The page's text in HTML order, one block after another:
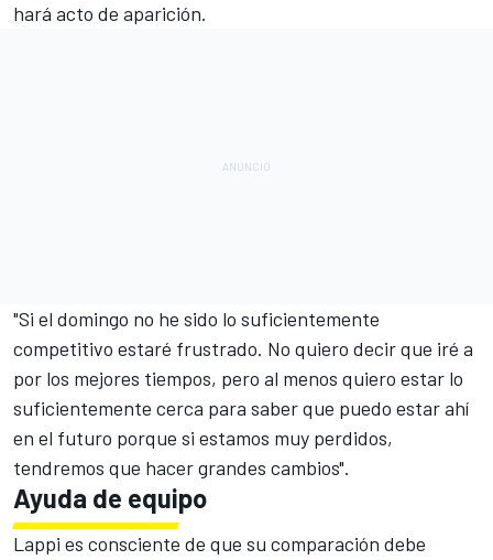
hará acto de aparición.
"Si el domingo no he sido lo suficientemente
competitivo estaré frustrado. No quiero decir que iré a
por los mejores tiempos, pero al menos quiero estar lo
suficientemente cerca para saber que puedo estar ahí
en el futuro porque si estamos muy perdidos,
tendremos que hacer grandes cambios".
Ayuda de equipo
Lappi es consciente de que su comparación debe